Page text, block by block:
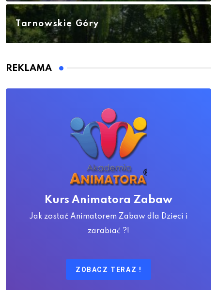
Tarnowskie Góry
REKLAMA
Kurs Animatora Zabaw
Jak zostać Animatorem Zabaw dla Dzieci i
zarabiać ?!
ZOBACZ TERAZ !